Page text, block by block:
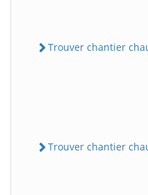
Trouver chantier
Trouver chantier